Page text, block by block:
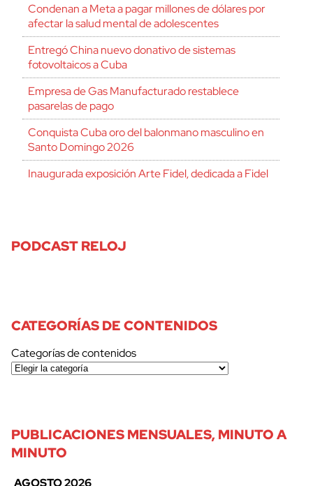
Condenan a Meta a pagar millones de dólares por
afectar la salud mental de adolescentes
Entregó China nuevo donativo de sistemas
fotovoltaicos a Cuba
Empresa de Gas Manufacturado restablece
pasarelas de pago
Conquista Cuba oro del balonmano masculino en
Santo Domingo 2026
Inaugurada exposición Arte Fidel, dedicada a Fidel
PODCAST RELOJ
CATEGORÍAS DE CONTENIDOS
Categorías de contenidos
PUBLICACIONES MENSUALES, MINUTO A
MINUTO
AGOSTO 2026